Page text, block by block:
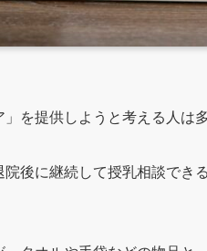
を提供しようと考える人は
後に継続して授乳相談でき